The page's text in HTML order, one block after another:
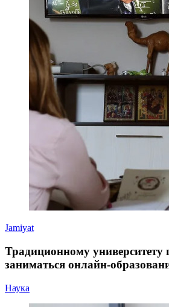
Jamiyat
Традиционному университету
заниматься онлайн-
Наука